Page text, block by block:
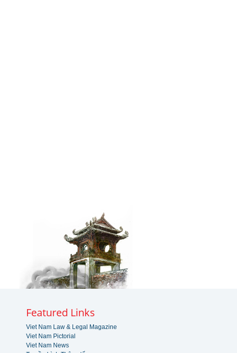
Featured Links
Viet Nam Law & Legal Magazine
Viet Nam Pictorial
Viet Nam News